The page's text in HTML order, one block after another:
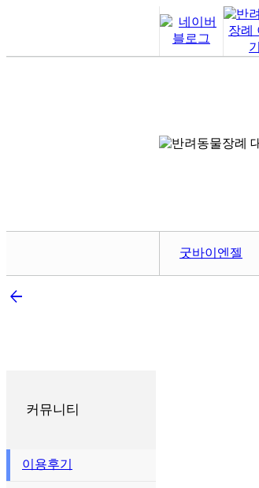
굿바이엔젤
arrow_back
커뮤니티
이용후기